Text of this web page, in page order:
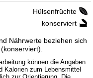
Hülsenfrüchte
konserviert
Nährwerte beziehen sich
können die Angaben
Kalorien zum Lebensmittel